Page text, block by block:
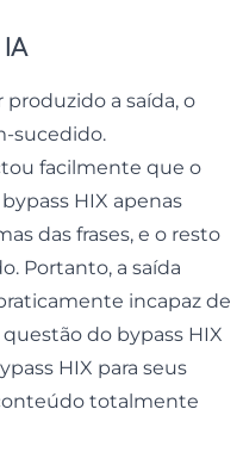
a saída, o
sucedido.
facilmente que o
HIX apenas
das frases, e o resto
Portanto, a saída
incapaz de
questão do bypass HIX
HIX para seus
totalmente